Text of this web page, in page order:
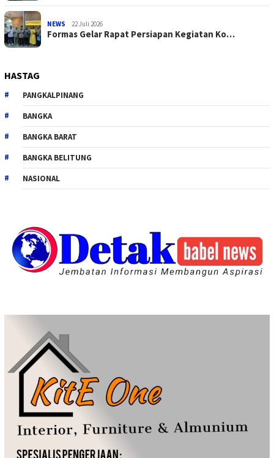
NEWS 22 Juli 2026
Formas Gelar Rapat Persiapan Kegiatan Ko…
HASTAG
PANGKALPINANG
BANGKA
BANGKA BARAT
BANGKA BELITUNG
NASIONAL